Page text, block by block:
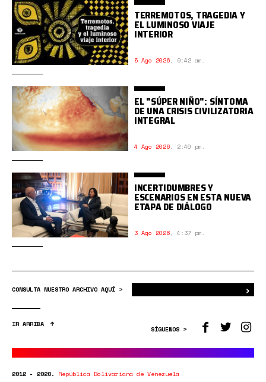
TERREMOTOS, TRAGEDIA Y
EL LUMINOSO VIAJE
INTERIOR
5 Ago 2026, 9:42 am.
EL "SÚPER NIÑO": SÍNTOMA
DE UNA CRISIS CIVILIZATORIA
INTEGRAL
4 Ago 2026, 2:40 pm.
INCERTIDUMBRES Y
ESCENARIOS EN ESTA NUEVA
ETAPA DE DIÁLOGO
3 Ago 2026, 4:37 pm.
CONSULTA NUESTRO ARCHIVO AQUÍ > ›
IR ARRIBA
SÍGUENOS >
2012 - 2020. República Bolivariana de Venezuela